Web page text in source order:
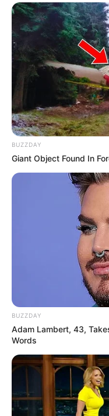
BUZZDAY
Giant Object Found In
BUZZDAY
Adam Lambert, 43,
Words